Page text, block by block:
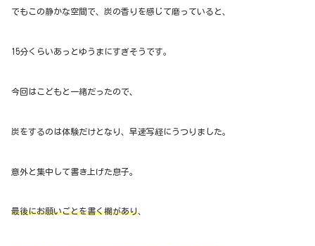
でもこの静かな空間で、炭の香りを感じて磨っていると、
15分くらいあっとゆうまにすぎそうです。
今回はこどもと一緒だったので、
炭をするのは体験だけとなり、早速写経にうつりました。
意外と集中して書き上げた息子。
最後にお願いごとを書く欄があり、